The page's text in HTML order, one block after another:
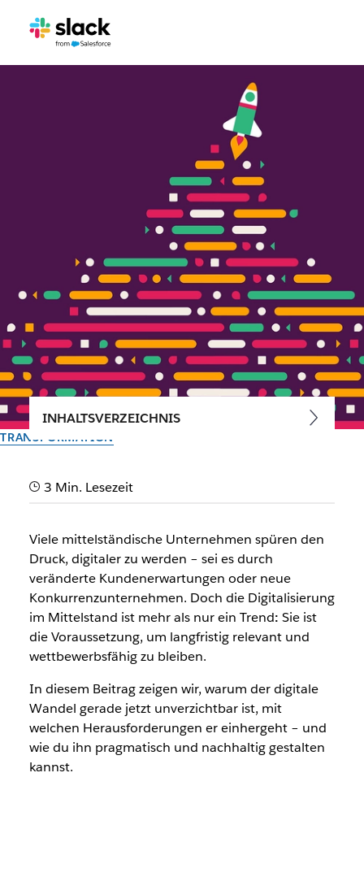
TRANSFORMATION
Digitalisierung im Mittelstand:
erfolgreich gestaltest
Vom Slack-Team
5. November 2025
INHALTSVERZEICHNIS
3 Min. Lesezeit
Viele mittelständische Unternehmen spüren den
Druck, digitaler zu werden – sei es durch
veränderte Kundenerwartungen oder neue
Konkurrenzunternehmen. Doch die Digitalisierung
im Mittelstand ist mehr als nur ein Trend: Sie ist
die Voraussetzung, um langfristig relevant und
wettbewerbsfähig zu bleiben.
In diesem Beitrag zeigen wir, warum der digitale
Wandel gerade jetzt unverzichtbar ist, mit
welchen Herausforderungen er einhergeht – und
wie du ihn pragmatisch und nachhaltig gestalten
kannst.